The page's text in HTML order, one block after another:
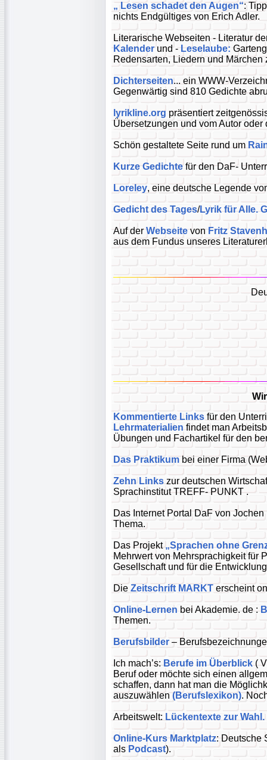
„ Lesen schadet den Augen“:
nichts Endgültiges von Erich Adler.
Literarische Webseiten - Literatur
Kalender und - Leselaube:
Redensarten, Liedern und Märchen
Dichterseiten... ein WWW-
Gegenwärtig sind 810 Gedichte
lyrikline.org präsentiert
Übersetzungen und vom Autor
Schön gestaltete Seite rund um
Kurze Gedichte für den DaF-
Loreley, eine deutsche Legende
Gedicht des Tages/Lyrik für Alle.
Auf derWebseite von Fritz
aus dem Fundus unseres
Kommentierte Links für den
Lehrmaterialien findet man
Übungen und Fachartikel für den
Das Praktikum bei einer Firma
Zehn Links zur deutschen
Sprachinstitut TREFF- PUNKT .
Das Internet Portal DaF von
Thema.
Das Projekt „Sprachen ohne
Mehrwert von Mehrsprachigkeit für
Gesellschaft und für die
Die Zeitschrift MARKT erscheint
Online-Lernen bei Akademie. de :
Themen.
Berufsbilder –
Ich mach’s: Berufe im Überblick (
Beruf oder möchte sich einen
schaffen, dann hat man die
auszuwählen (Berufslexikon).
Arbeitswelt: Lückentexte zur Wahl.
Online-Kurs Marktplatz: Deutsche
als Podcast).